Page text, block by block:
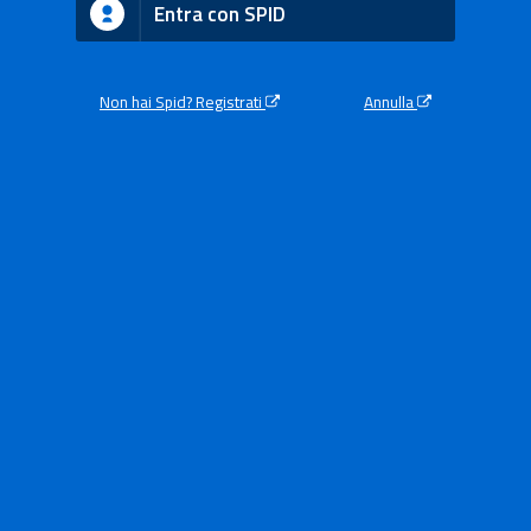
Entra con SPID
Non hai Spid? Registrati Annulla